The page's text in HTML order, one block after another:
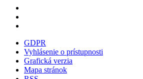
GDPR
Vyhlásenie o prístupnosti
Grafická verzia
Mapa stránok